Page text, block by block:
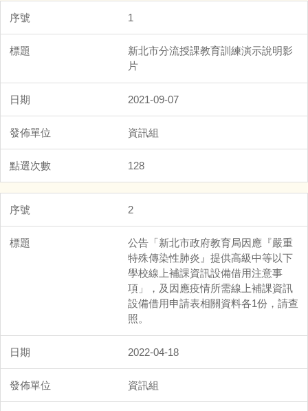
1
新北市分流授課教育訓練演示說明影
片
2021-09-07
資訊組
128
2
公告「新北市政府教育局因應『嚴重
特殊傳染性肺炎』提供高級中等以下
學校線上補課資訊設備借用注意事
項」，及因應疫情所需線上補課資訊
設備借用申請表相關資料各1份，請查
照。
2022-04-18
資訊組